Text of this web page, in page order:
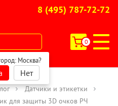
8 (495) 787-72-72
0
Москва?
Нет
Датчики и этикетки
для защиты 3D очков РЧ